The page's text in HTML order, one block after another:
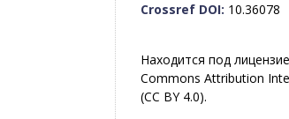
Crossref DOI: 10.36078
Находится под
Commons Attribution
(CC BY 4.0).